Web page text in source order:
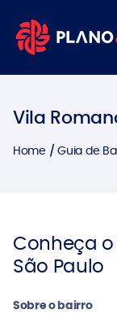
Vila
Home Guia de
Conheça
São Paulo
Sobre o bairro